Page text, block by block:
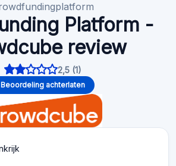
Platform -
review
2,5 (1)
Beoordeling achterlaten